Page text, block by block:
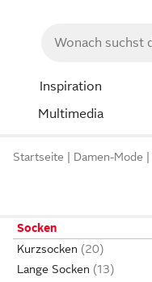
Inspiration
Multimedia
Startseite Damen-Mode
Socken
Kurzsocken
Lange Socken